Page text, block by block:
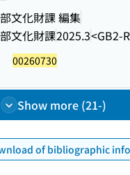
文化財課 編集
文化財課2025.3<GB2-
00260730
Show more (21-)
of bibliographic